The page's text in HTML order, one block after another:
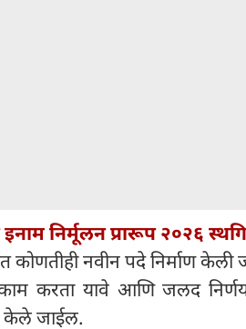
इनाम निर्मूलन प्रारूप २०२६
नवीन पदे निर्माण केली
काम करता यावे आणि जलद
केले जाईल.